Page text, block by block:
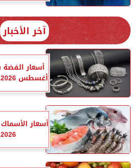
آخر الأخبار
أغسطس 2026.. والجرام النقي يسجل...
2026.. الجمبري بكام